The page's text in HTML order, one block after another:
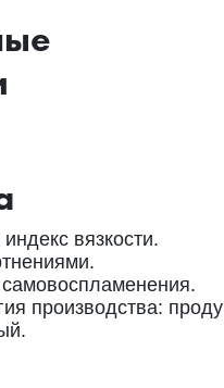
вязкости.
производства: